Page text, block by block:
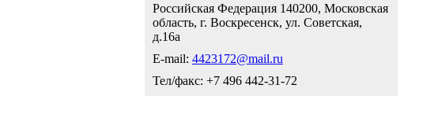
Российская Федерация 140200, Московская
область, г. Воскресенск, ул. Советская,
д.16а
E-mail: 4423172@mail.ru
Тел/факс: +7 496 442-31-72